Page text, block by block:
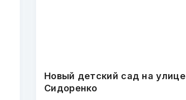
Новый детский сад на улице
Сидоренко